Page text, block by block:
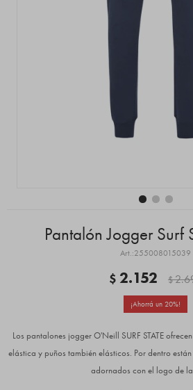
Pantalón Jogger Surf
255008015039
$ 2.152 $
20
Los pantalones jogger O'Neill SURF STATE
elástica y puños también elásticos. Por dentro
adornados con el logo de